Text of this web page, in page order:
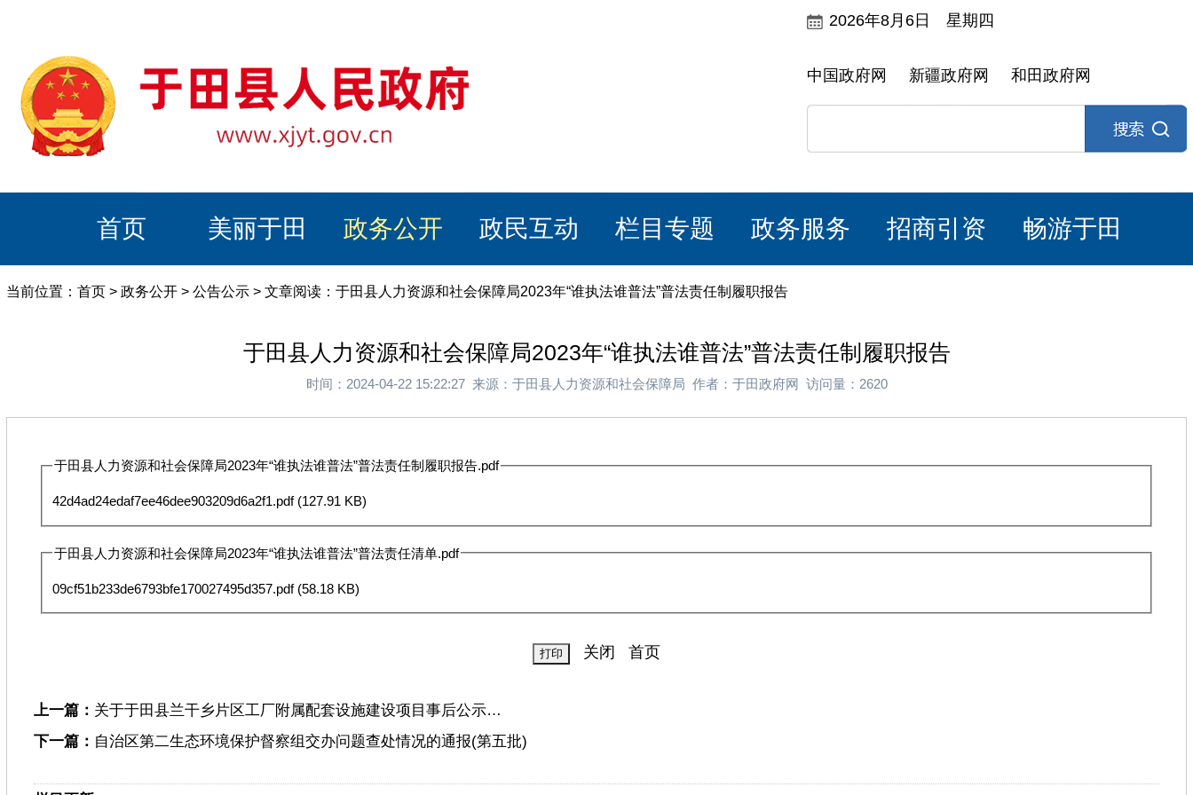
2026年8月6日 星期四
中国政府网 新疆政府网 和田政府网
首页 美丽于田 政务公开 政民互动 栏目专题 政务服务 招商引资 畅游于田
当前位置： 首页 > 政务公开 > 公告公示 > 文章阅读：于田县人力资源和社会保障局2023年“谁执法谁普法”普法责任制履职报告
于田县人力资源和社会保障局2023年“谁执法谁普法”普法责任制履职报告
时间：2024-04-22 15:22:27 来源：于田县人力资源和社会保障局 作者：于田政府网 访问量：2620
于田县人力资源和社会保障局2023年“谁执法谁普法”普法责任制履职报告.pdf
42d4ad24edaf7ee46dee903209d6a2f1.pdf(127.91 KB)
于田县人力资源和社会保障局2023年“谁执法谁普法”普法责任清单.pdf
09cf51b233de6793bfe170027495d357.pdf(58.18 KB)
关闭 首页
上一篇： 关于于田县兰干乡片区工厂附属配套设施建设项目事后公示…
下一篇： 自治区第二生态环境保护督察组交办问题查处情况的通报(第五批)